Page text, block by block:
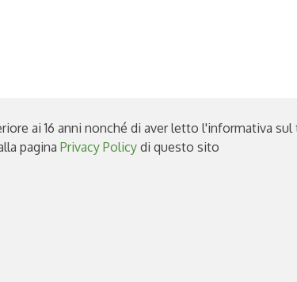
ai 16 anni nonché di aver letto l'informativa
pagina Privacy Policydi questo sito